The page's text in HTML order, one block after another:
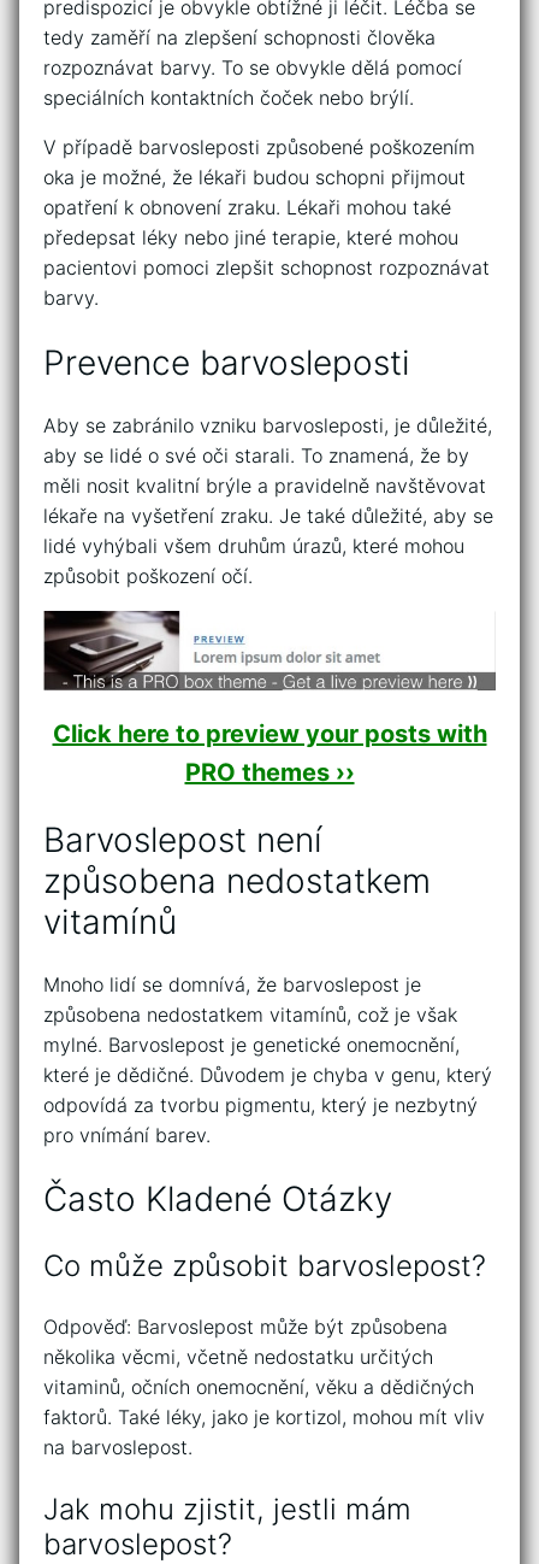
predispozicí je obvykle obtížné ji léčit. Léčba se
tedy zaměří na zlepšení schopnosti člověka
rozpoznávat barvy. To se obvykle dělá pomocí
speciálních kontaktních čoček nebo brýlí.
V případě barvosleposti způsobené poškozením
oka je možné, že lékaři budou schopni přijmout
opatření k obnovení zraku. Lékaři mohou také
předepsat léky nebo jiné terapie, které mohou
pacientovi pomoci zlepšit schopnost rozpoznávat
barvy.
Prevence barvosleposti
Aby se zabránilo vzniku barvosleposti, je důležité,
aby se lidé o své oči starali. To znamená, že by
měli nosit kvalitní brýle a pravidelně navštěvovat
lékaře na vyšetření zraku. Je také důležité, aby se
lidé vyhýbali všem druhům úrazů, které mohou
způsobit poškození očí.
Click here to preview your posts with
PRO themes ››
Barvoslepost není
způsobena nedostatkem
vitamínů
Mnoho lidí se domnívá, že barvoslepost je
způsobena nedostatkem vitamínů, což je však
mylné. Barvoslepost je genetické onemocnění,
které je dědičné. Důvodem je chyba v genu, který
odpovídá za tvorbu pigmentu, který je nezbytný
pro vnímání barev.
Často Kladené Otázky
Co může způsobit barvoslepost?
Odpověď: Barvoslepost může být způsobena
několika věcmi, včetně nedostatku určitých
vitaminů, očních onemocnění, věku a dědičných
faktorů. Také léky, jako je kortizol, mohou mít vliv
na barvoslepost.
Jak mohu zjistit, jestli mám
barvoslepost?